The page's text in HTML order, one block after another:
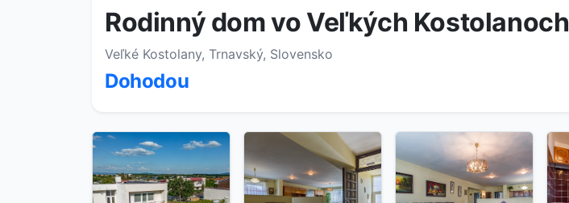
Rodinný dom vo Veľkých Kostolanoch
Veľké Kostolany, Trnavský, Slovensko
Dohodou